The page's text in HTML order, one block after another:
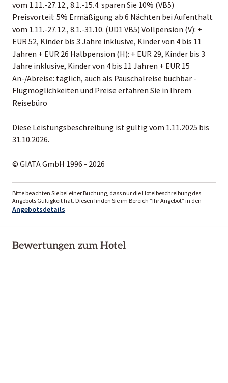
vom 1.11.-27.12., 8.1.-15.4. sparen Sie 10% (VB5)
Preisvorteil: 5% Ermäßigung ab 6 Nächten bei Aufenthalt
vom 1.11.-27.12., 8.1.-31.10. (UD1 VB5) Vollpension (V): +
EUR 52, Kinder bis 3 Jahre inklusive, Kinder von 4 bis 11
Jahren + EUR 26 Halbpension (H): + EUR 29, Kinder bis 3
Jahre inklusive, Kinder von 4 bis 11 Jahren + EUR 15
An-/Abreise: täglich, auch als Pauschalreise buchbar -
Flugmöglichkeiten und Preise erfahren Sie in Ihrem
Reisebüro
Diese Leistungsbeschreibung ist gültig vom 1.11.2025 bis
31.10.2026.
© GIATA GmbH 1996 - 2026
Bitte beachten Sie bei einer Buchung, dass nur die Hotelbeschreibung des
Angebots Gültigkeit hat. Diesen finden Sie im Bereich “Ihr Angebot” in den
Angebotsdetails.
Bewertungen zum Hotel